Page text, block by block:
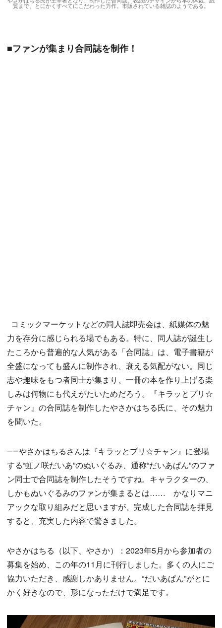
質まで、とにかくすべてにこだわった力作。市販されている雑誌のようである。
■ファンが集まり合同誌を制作！
コミックマーケットなどの同人誌即売会は、紙媒体の魅
力を存分に感じられる場でもある。特に、同人誌が誕生し
たころから普遍的な人気がある「合同誌」は、電子書籍が
全盛になっても盛んに制作され、衰える気配がない。同じ
志や趣味をもつ者同士が集まり、一冊の本を作り上げる楽
しみは何物にも代えがたいためだろう。『キラッとプリ☆
チャン』の合同誌を制作したやさかはちる氏に、その魅力
を聞いた。
――やさかはちるさんは『キラッとプリ☆チャン』に登場
する“虹ノ咲だいあ”のぬいぐるみ、通称“だいあぱん”のファ
ン同士で合同誌を制作したそうですね。キャラクターの、
しかもぬいぐるみのファンが集まるとは…… かなりマニ
アックな取り組みだと思いますが、完成した合同誌を拝見
すると、充実した内容で驚きました。
やさかはちる（以下、やさか）：2023年5月から参加者の
募集を始め、この年の11月に刊行しました。多くの人にご
協力いただき、感謝しかありません。“だいあぱん”がとに
かく好きなので、形になっただけで満足です。